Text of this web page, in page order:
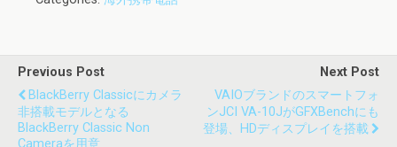
Previous Post
BlackBerry Classicにカメラ
非搭載モデルとなる
BlackBerry Classic Non
Next Post
VAIOブランドのスマートフォ
ンJCI VA-10JがGFXBenchにも
登場、HDディスプレイを搭載